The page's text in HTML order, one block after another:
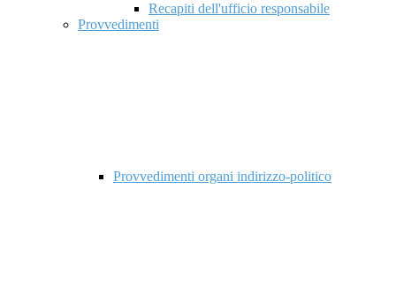
Recapiti dell'ufficio responsabile
Provvedimenti
Provvedimenti organi indirizzo-politico